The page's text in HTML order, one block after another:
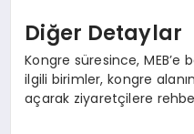
Diğer Detaylar
Kongre süresince, MEB’e
ilgili birimler, kongre
açarak ziyaretçilere